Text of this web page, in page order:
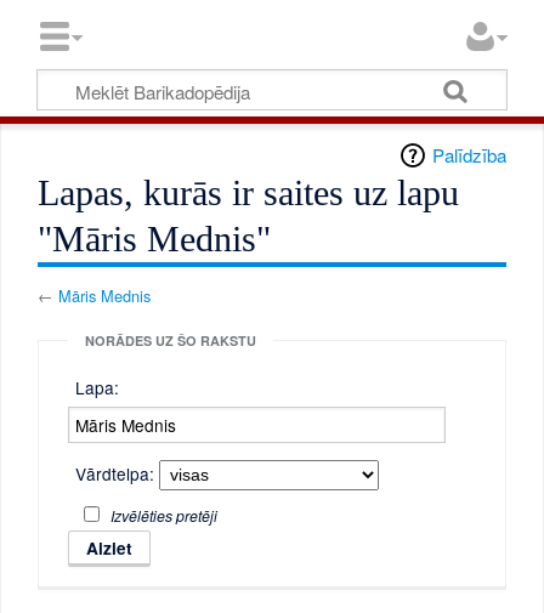
Palīdzība
Lapas, kurās ir saites uz lapu
"Māris Mednis"
← Māris Mednis
NORĀDES UZ ŠO RAKSTU
Lapa:
Vārdtelpa:
Izvēlēties pretēji